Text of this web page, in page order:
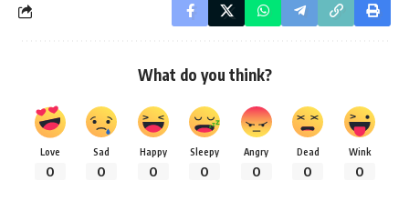
What do you think?
Love
0
Sad
0
Happy
0
Sleepy
0
Angry
0
Dead
0
Wink
0